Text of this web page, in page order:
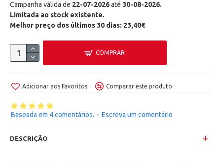
Baseada em 4 comentários. - Escreva um comentário
Campanha válida de 22-07-2026até 30-08-2026.
Limitada ao stock existente.
Melhor preço dos últimos 30 dias: 23,40€
COMPRAR
Adicionar aos Favoritos Comparar este produto
DESCRIÇÃO